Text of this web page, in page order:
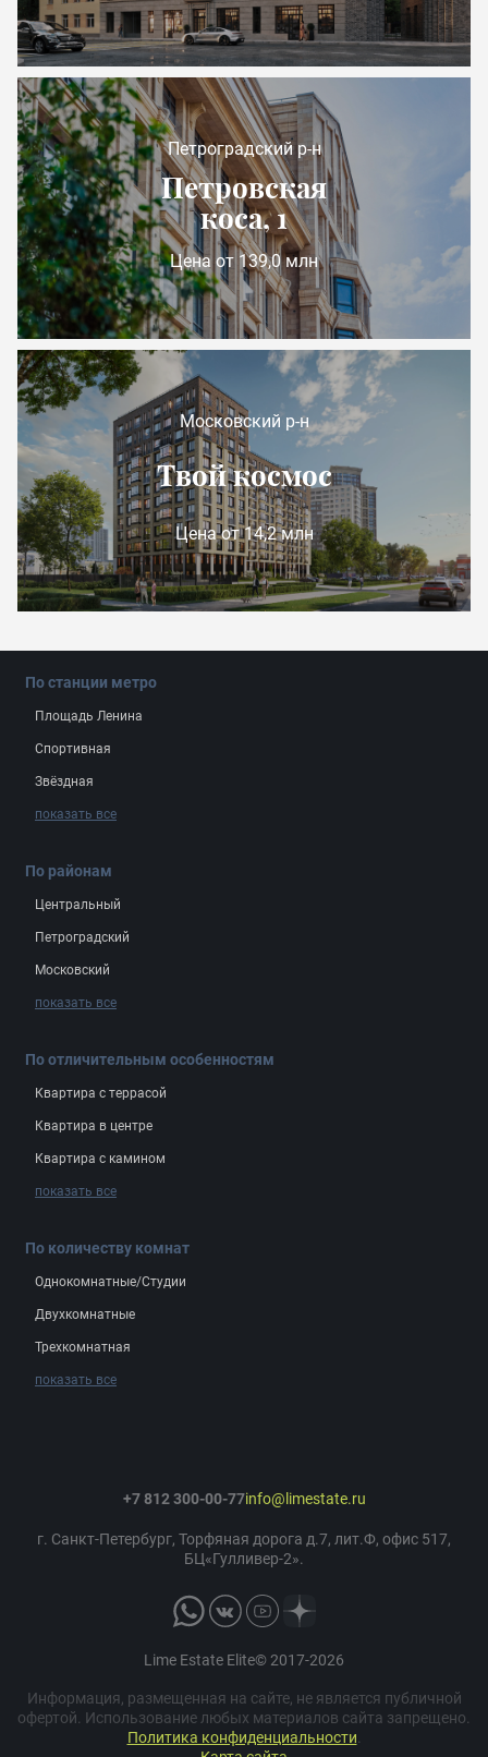
Петроградский р-н
Петровская
коса, 1
Цена от 139,0 млн
Московский р-н
Твой космос
Цена от 14,2 млн
По станции метро
Площадь Ленина
Спортивная
Звёздная
показать все
По районам
Центральный
Петроградский
Московский
показать все
По отличительным особенностям
Квартира с террасой
Квартира в центре
Квартира с камином
показать все
По количеству комнат
Однокомнатные/Студии
Двухкомнатные
Трехкомнатная
показать все
Lime Estate Elite© 2017-2026
Информация, размещенная на сайте, не является публичной
офертой. Использование любых материалов сайта запрещено.
Политика конфиденциальности
+7 812 300-00-77info@limestate.ru
г. Санкт-Петербург, Торфяная дорога д.7, лит.Ф, офис 517,
БЦ«Гулливер-2».